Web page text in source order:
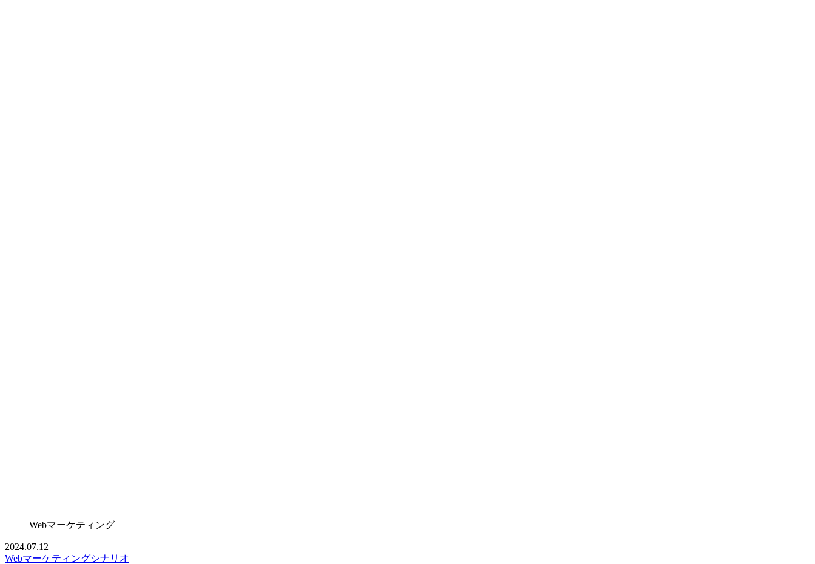
Webマーケティング
2024.07.12
Webマーケティングシナリオ